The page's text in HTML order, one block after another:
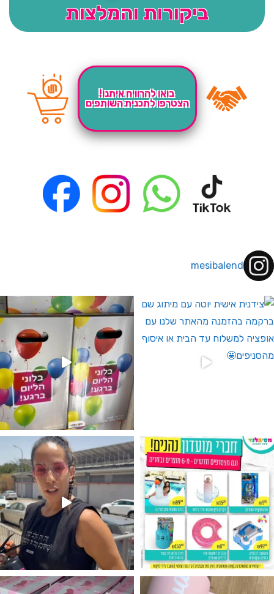
ביקורות והמלצות
בואו להרוויח איתנו!
הצטרפו לתכנית השותפים
mesibalend
לחברי מועדון ומצטרפים חדשים🤍
מין העובר רק במסיבלנד !! קיים
מטף לגילוי מין העובר חזר למלא